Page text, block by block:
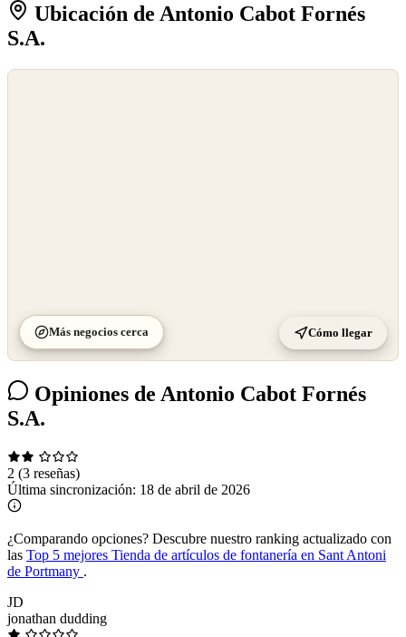
Ubicación de Antonio Cabot Fornés
S.A.
Más negocios cerca Cómo llegar
Opiniones de Antonio Cabot Fornés
S.A.
2 (3 reseñas)
Última sincronización: 18 de abril de 2026
¿Comparando opciones? Descubre nuestro ranking actualizado con
las Top 5 mejores Tienda de artículos de fontanería en Sant Antoni
de Portmany .
JD
jonathan dudding